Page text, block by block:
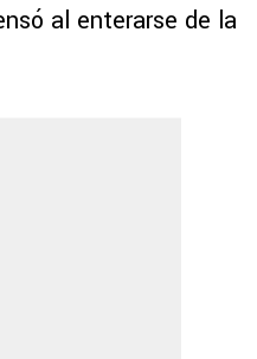
al enterarse de la